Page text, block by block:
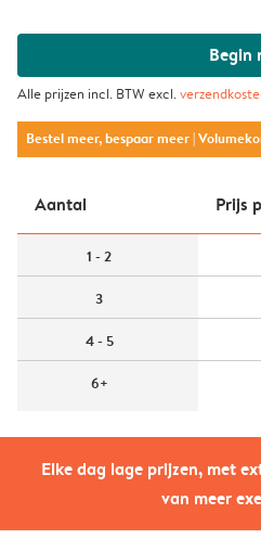
Elke dag lage prijzen, met
van meer
Begin
Alle prijzen incl. BTW excl.
Bestel meer, bespaar meer|
Aantal Prijs
1 - 2
3
4 - 5
6+